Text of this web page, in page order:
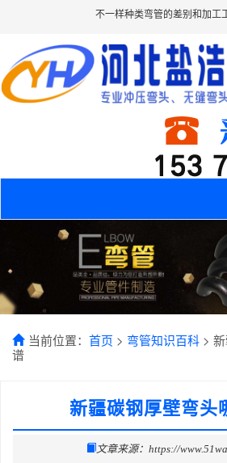
不一样种类弯管的差别和加工
当前位置： 首页 > 弯管知识百科 >
谱
新疆碳钢厚壁弯头
文章来源：https://